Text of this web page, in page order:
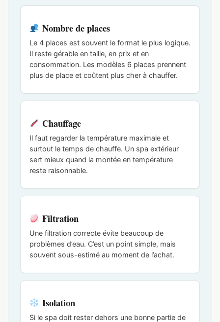
Nombre de places
Le 4 places est souvent le format le plus logique.
Il reste gérable en taille, en prix et en
consommation. Les modèles 6 places prennent
plus de place et coûtent plus cher à chauffer.
Chauffage
Il faut regarder la température maximale et
surtout le temps de chauffe. Un spa extérieur
sert mieux quand la montée en température
reste raisonnable.
Filtration
Une filtration correcte évite beaucoup de
problèmes d’eau. C’est un point simple, mais
souvent sous-estimé au moment de l’achat.
Isolation
Si le spa doit rester dehors une bonne partie de